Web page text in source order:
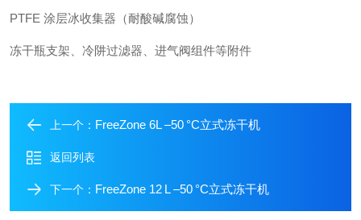
PTFE 涂层冰收集器（耐酸碱腐蚀）
冻干瓶支架、冷阱过滤器、进气阀组件等附件
上一个： FreeZone 6L –50 °C立式冻干机
返回列表
下一个： FreeZone 12 L –50 °C立式冻干机